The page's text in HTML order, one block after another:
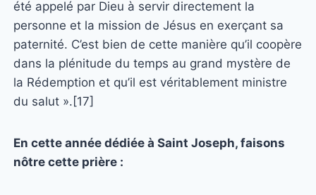
été appelé par Dieu à servir directement la
personne et la mission de Jésus en exerçant sa
paternité. C’est bien de cette manière qu’il coopère
dans la plénitude du temps au grand mystère de
la Rédemption et qu’il est véritablement ministre
du salut ».[17]
En cette année dédiée à Saint Joseph, faisons
nôtre cette prière :